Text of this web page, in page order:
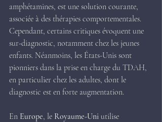
amphétamines, est une solution courante,
associée à des thérapies comportementales.
Cependant, certains critiques évoquent une
sur-diagnostic, notamment chez les jeunes
enfants. Néanmoins, les États-Unis sont
pionniers dans la prise en charge du TDAH,
en particulier chez les adultes, dont le
diagnostic est en forte augmentation.
En Europe, le Royaume-Uni utilise